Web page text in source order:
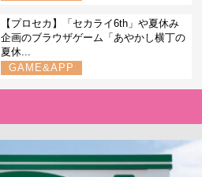
【プロセカ】「セカライ6th」や夏休み
企画のブラウザゲーム「あやかし横丁の
夏休...
GAME&APP